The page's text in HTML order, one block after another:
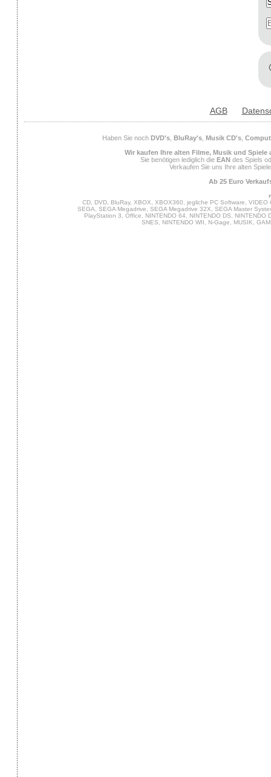
AGB
Haben Sie noch DVD's, BluRay's, Musik CD's,
Wir kaufen Ihre alten Filme, Musik und Spiele
Sie benötigen lediglich die EAN des Spiels
Verkaufen Sie uns Ihre alten
Ab 25 Euro
CD, DVD, BluRay, XBOX, XBOX360, jegliche PC Software,
SEGA, SEGA Megadrive, SEGA Megadrive 32X, SEGA Master
PlayStation 3, Office, NINTENDO 64, NINTENDO DS,
SNES, NINTENDO WII, N-Gage, MUSIK,